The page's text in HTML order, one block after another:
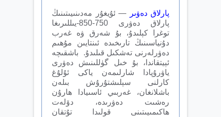
پارلاق دەۋىر
— ئۇيغۇر مەدىنىيىتىنىڭ
پارلاق دەۋرى 750-850-يىللىرىغا
توغرا كېلىدۇ، بۇ شەرق ۋە غەرب
دۇنياسىنىڭ تارىخىدە ئىنتايىن مۇھىم
دەۋرلەرنى تەشكىل قىلىدۇ. باشقىچە
ئېيتقاندا، بۇ خىل گۈللىنىش دەۋرى
ياۋرۇپادا شارلىمەن ياكى ئۇلۇغ
كارلنى سېلىشتۇرۇش بىلەن
باشلانغان، غەربىي ئاسىيادا ھارۇن
رەشىت دەۋرىدە، دۆلەت
ھاكىمىيىتىنى قولىدا تۇتقان